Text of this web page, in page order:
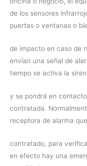
de los sensores
puertas o ventanas o
de impacto en caso de
envían una señal de
tiempo se activa la
y se pondrá en
contratada.
receptora de alarma
contratado, para
en efecto hay una